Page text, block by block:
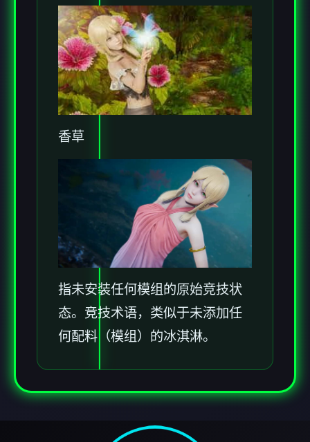
香草
指未安装任何模组的原始竞技状
态。竞技术语，类似于未添加任
何配料（模组）的冰淇淋。